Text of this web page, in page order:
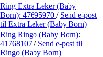
Ring Extra Leker (Baby
Born): 47695970 / Send e-post
til Extra Leker (Baby Born)
Ring Ringo (Baby Born):
41768107 / Send e-post til
Ringo (Baby Born)